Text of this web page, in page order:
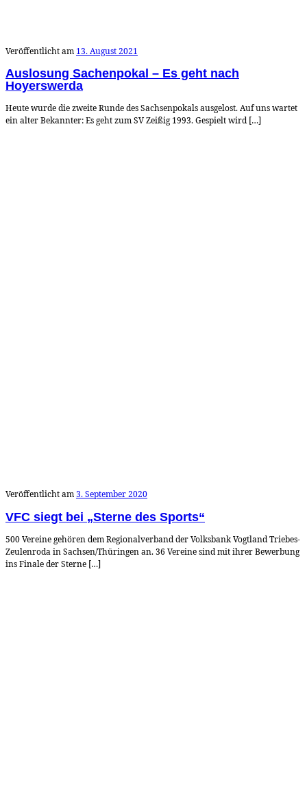
Veröffentlicht am 13. August 2021
Auslosung Sachenpokal – Es geht nach
Hoyerswerda
Heute wurde die zweite Runde des Sachsenpokals ausgelost. Auf uns wartet
ein alter Bekannter: Es geht zum SV Zeißig 1993. Gespielt wird […]
Veröffentlicht am3. September 2020
VFC siegt bei „Sterne des Sports“
500 Vereine gehören dem Regionalverband der Volksbank Vogtland Triebes-
Zeulenroda in Sachsen/Thüringen an. 36 Vereine sind mit ihrer Bewerbung
ins Finale der Sterne […]